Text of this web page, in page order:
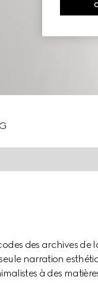
des archives
narration
à des